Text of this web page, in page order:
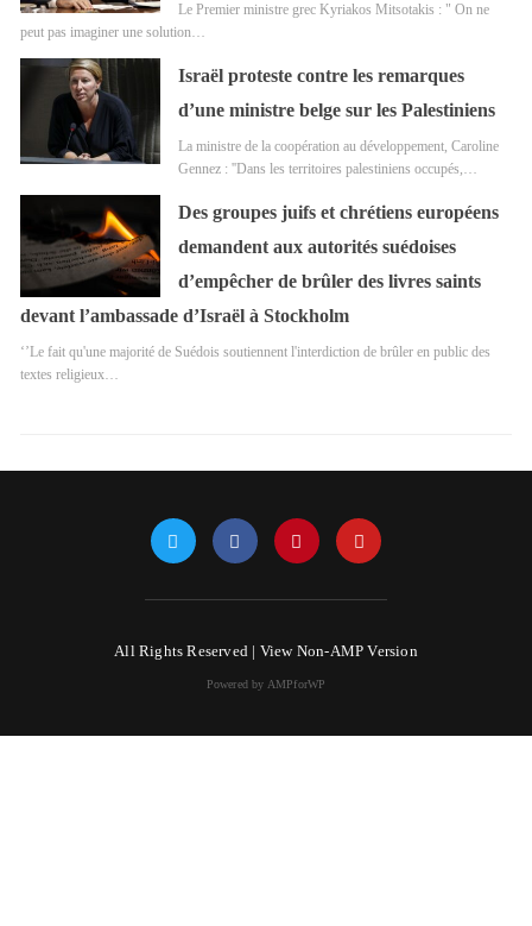
Le Premier ministre grec Kyriakos Mitsotakis : " On ne
peut pas imaginer une solution…
Israël proteste contre les remarques
d’une ministre belge sur les Palestiniens
La ministre de la coopération au développement, Caroline
Gennez : ''Dans les territoires palestiniens occupés,…
Des groupes juifs et chrétiens européens
demandent aux autorités suédoises
d’empêcher de brûler des livres saints
devant l’ambassade d’Israël à Stockholm
‘’Le fait qu'une majorité de Suédois soutiennent l'interdiction de brûler en public des
textes religieux…
All Rights Reserved | View Non-AMP Version
Powered by AMPforWP